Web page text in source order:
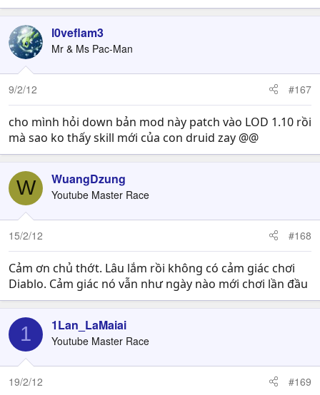
l0veflam3
Mr & Ms Pac-Man
9/2/12 #167
cho mình hỏi down bản mod này patch vào LOD 1.10 rồi
mà sao ko thấy skill mới của con druid zay @@
W WuangDzung
Youtube Master Race
15/2/12 #168
Cảm ơn chủ thớt. Lâu lắm rồi không có cảm giác chơi
Diablo. Cảm giác nó vẫn như ngày nào mới chơi lần đầu
1 1Lan_LaMaiai
Youtube Master Race
19/2/12 #169